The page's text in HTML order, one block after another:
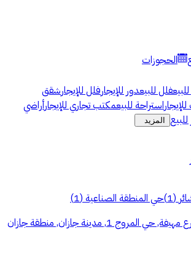
الحجوزات
فلل للبيعدور للإيجارفلل للإيجارشقق
استراحة للبيعمكتب تجاري للإيجارأراضي
المزيد
(
1
)حي المنطقة الصناعية(
1
)
1, مدينة جازان, منطقة جازان